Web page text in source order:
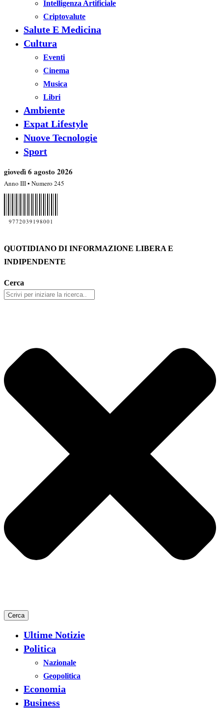
Intelligenza Artificiale
Criptovalute
Salute E Medicina
Cultura
Eventi
Cinema
Musica
Libri
Ambiente
Expat Lifestyle
Nuove Tecnologie
Sport
giovedì 6 agosto 2026
Anno III • Numero 245
9772039198001
QUOTIDIANO DI INFORMAZIONE LIBERA E
INDIPENDENTE
Cerca
Cerca
Ultime Notizie
Politica
Nazionale
Geopolitica
Economia
Business